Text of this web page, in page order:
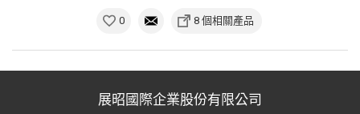
0 8 個相關產品
展昭國際企業股份有限公司